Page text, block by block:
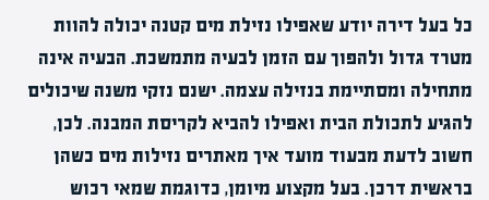
כל בעל דירה יודע שאפילו נזילת מים קטנה יכולה להוות
מטרד גדול ולהפוך עם הזמן לבעיה מתמשכת. הבעיה אינה
מתחילה ומסתיימת בנזילה עצמה. ישנם נזקי משנה שיכולים
להגיע לתכולת הבית ואפילו להביא לקריסת המבנה. לכן,
חשוב לדעת מבעוד מועד איך מאתרים נזילות מים כשהן
בראשית דרכן. בעל מקצוע מיומן, כדוגמת שמאי רכוש